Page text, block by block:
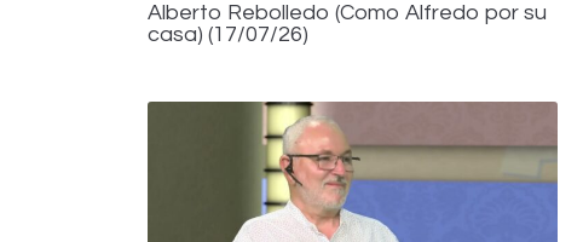
Alberto Rebolledo (Como Alfredo por su
casa) (17/07/26)